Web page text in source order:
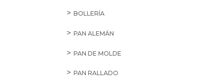
BOLLERÍA
PAN ALEMÁN
PAN DE MOLDE
PAN RALLADO